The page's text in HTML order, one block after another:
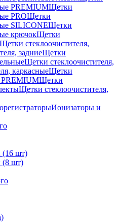
PREMIUMЩетки
PROЩетки
SILICONEЩетки
крючокЩетки
Щетки стеклоочистителя,
задниеЩетки
Щетки стеклоочистителя,
каркасныеЩетки
PREMIUMЩетки
Щетки стеклоочистителя,
Ионизаторы и
(16 шт)
(8 шт)